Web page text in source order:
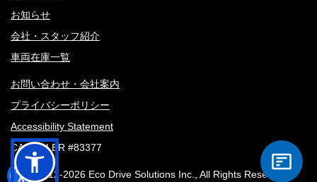
お知らせ
会社・スタッフ紹介
車両在庫一覧
お問い合わせ・会社案内
プライバシーポリシー
Accessibility Statement
CA DEALER #83377
© 2012-2026 Eco Drive Solutions Inc., All Rights Reserved.